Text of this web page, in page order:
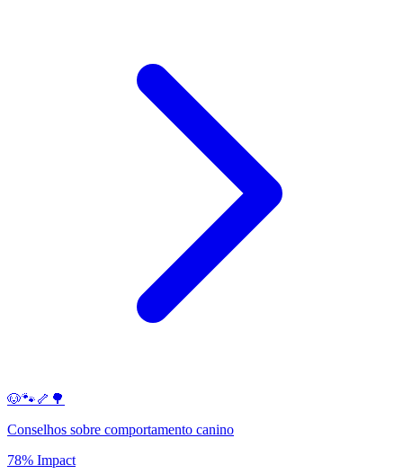
🐶🐾🦴🌳
Conselhos sobre comportamento canino
78% Impact